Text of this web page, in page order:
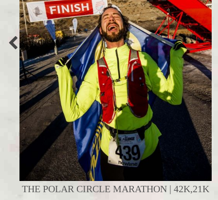
THE POLAR CIRCLE MARATHON | 42K,21K